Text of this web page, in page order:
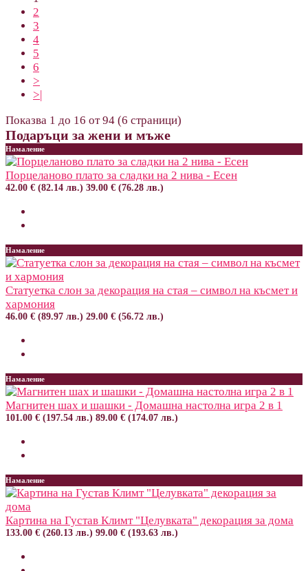
2
3
4
5
6
>
>|
Показва 1 до 16 от 94 (6 страници)
Подаръци за жени и мъже
Намаление
Порцеланово плато за сладки на 2 нива - Есен
42.00 € (82.14 лв.) 39.00 € (76.28 лв.)
Намаление
Статуетка слон за декорация на стая – символ на късмет и
хармония
46.00 € (89.97 лв.) 29.00 € (56.72 лв.)
Намаление
Магнитен шах и шашки - Домашна настолна игра 2 в 1
101.00 € (197.54 лв.) 89.00 € (174.07 лв.)
Намаление
Картина на Густав Климт "Целувката" декорация за дома
133.00 € (260.13 лв.) 99.00 € (193.63 лв.)